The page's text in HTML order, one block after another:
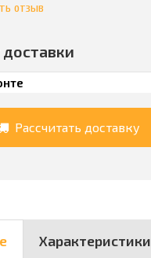
отзыв
доставки
Рассчитать доставку
Характеристики